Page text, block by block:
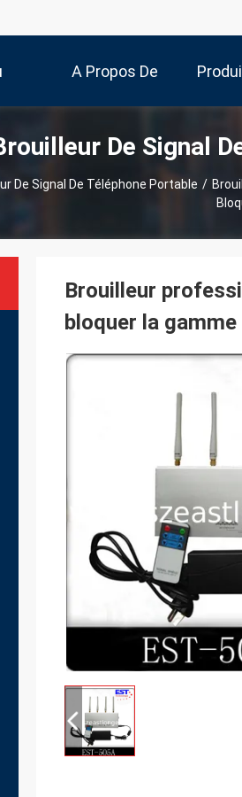
A Propos De
Nous
De Signal
De Signal De Téléphone Portable /
Brouilleur
bloquer la